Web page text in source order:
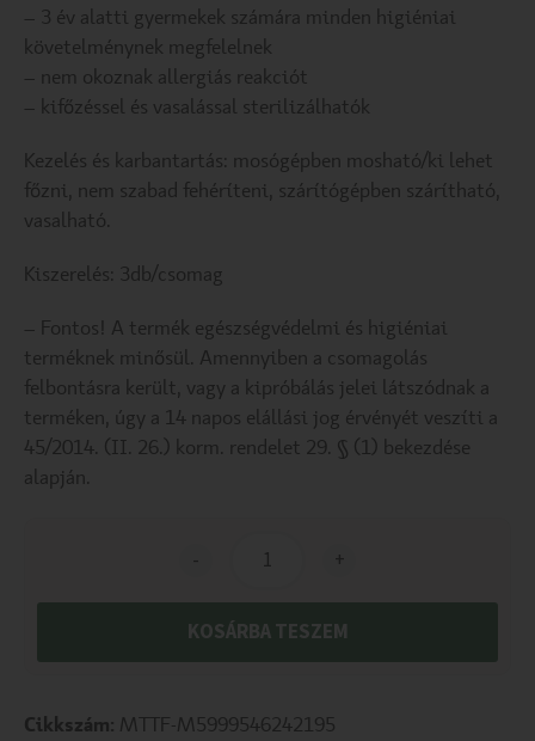
– 3 év alatti gyermekek számára minden higiéniai
követelménynek megfelelnek
– nem okoznak allergiás reakciót
– kifőzéssel és vasalással sterilizálhatók
Kezelés és karbantartás: mosógépben mosható/ki lehet
főzni, nem szabad fehéríteni, szárítógépben szárítható,
vasalható.
Kiszerelés: 3db/csomag
– Fontos! A termék egészségvédelmi és higiéniai
terméknek minősül. Amennyiben a csomagolás
felbontásra került, vagy a kipróbálás jelei látszódnak a
terméken, úgy a 14 napos elállási jog érvényét veszíti a
45/2014. (II. 26.) korm. rendelet 29. § (1) bekezdése
alapján.
- +
KOSÁRBA TESZEM
Cikkszám: MTTF-M5999546242195